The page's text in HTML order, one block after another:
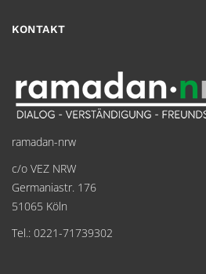
KONTAKT
ramadan-nrw
c/o VEZ NRW
Germaniastr. 176
51065 Köln
Tel.: 0221-71739302